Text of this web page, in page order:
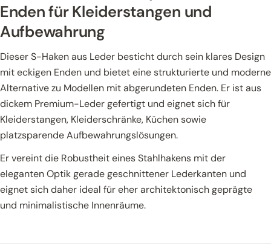
Enden für Kleiderstangen und
Aufbewahrung
Dieser S-Haken aus Leder besticht durch sein klares Design
mit eckigen Enden und bietet eine strukturierte und moderne
Alternative zu Modellen mit abgerundeten Enden. Er ist aus
dickem Premium-Leder gefertigt und eignet sich für
Kleiderstangen, Kleiderschränke, Küchen sowie
platzsparende Aufbewahrungslösungen.
Er vereint die Robustheit eines Stahlhakens mit der
eleganten Optik gerade geschnittener Lederkanten und
eignet sich daher ideal für eher architektonisch geprägte
und minimalistische Innenräume.